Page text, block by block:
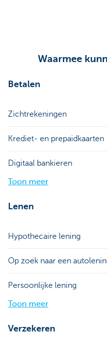
Waarmee
Betalen
Zichtrekeningen
Krediet- en prepaidkaarten
Digitaal bankieren
Toon meer
Lenen
Hypothecaire lening
Op zoek naar een
Persoonlijke lening
Toon meer
Verzekeren